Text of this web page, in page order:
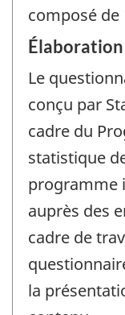
composé de
Le
conçu par
cadre du
statistique
programme
auprès des
cadre de
la